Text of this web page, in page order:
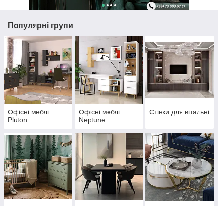
Популярні групи
Офісні меблі
Pluton
Офісні меблі
Neptune
Стінки для вітальні